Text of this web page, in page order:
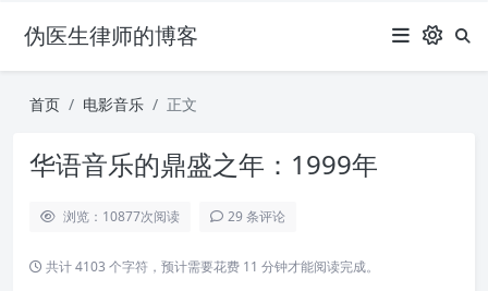
伪医生律师的博客
首页 电影音乐 正文
华语音乐的鼎盛之年：1999年
浏览：10877次阅读 29 条评论
共计 4103 个字符，预计需要花费 11 分钟才能阅读完成。